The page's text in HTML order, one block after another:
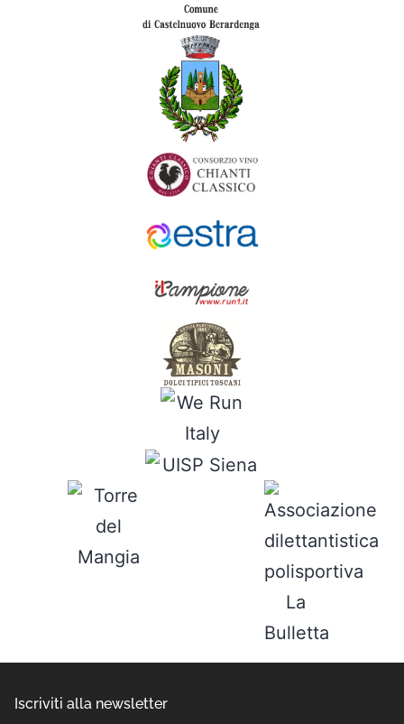
Iscriviti alla newsletter